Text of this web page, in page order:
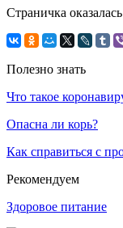
Страничка
Полезно знать
Что такое
Опасна ли корь?
Как справиться с
Рекомендуем
Здоровое питание